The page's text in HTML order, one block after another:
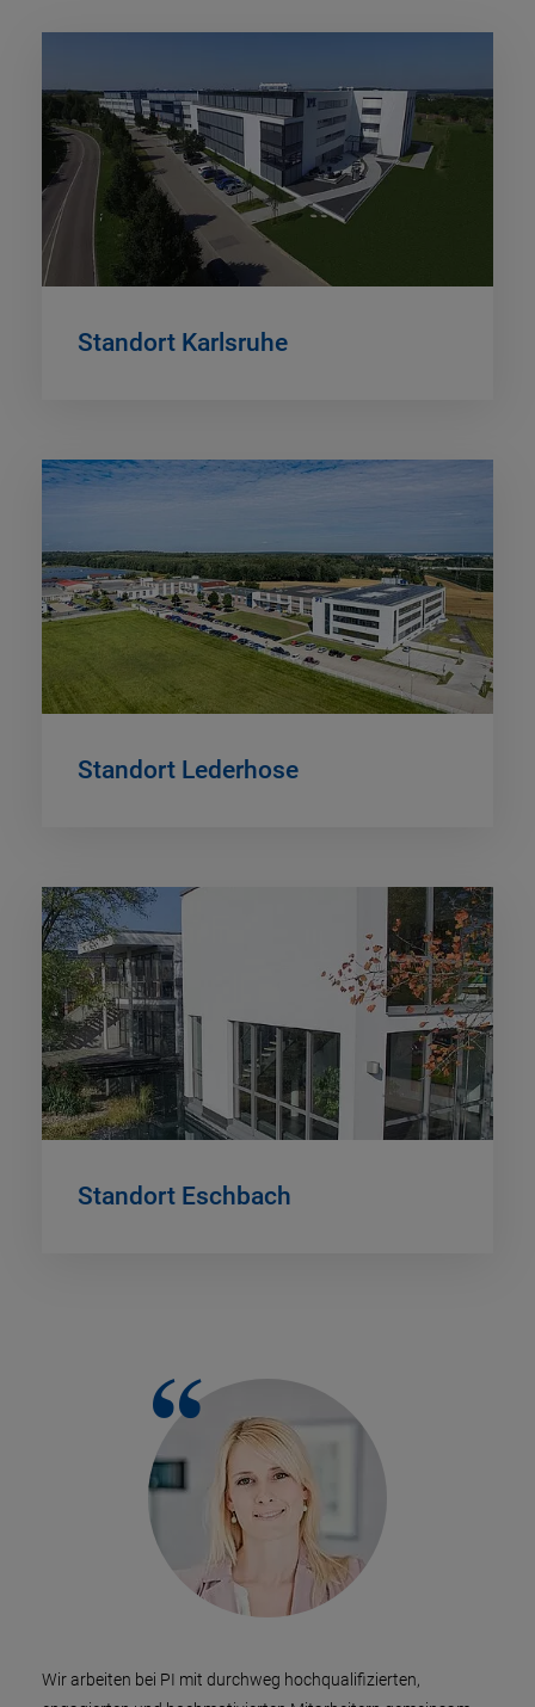
Standort Karlsruhe
Standort Lederhose
Standort Eschbach
Wir arbeiten bei PI mit durchweg hochqualifizierten,